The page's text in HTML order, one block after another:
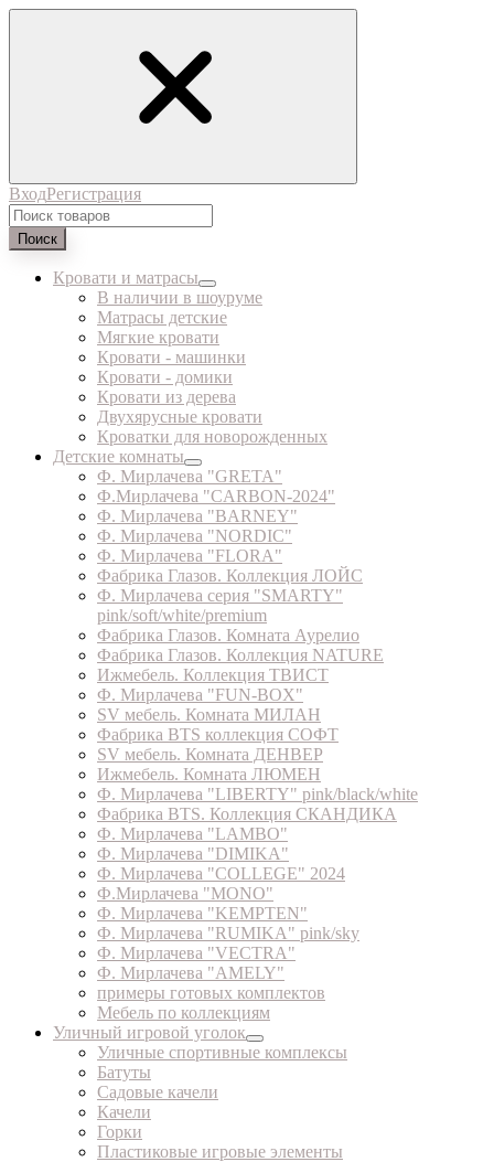
ВходРегистрация
Поиск
Кровати и матрасы
В наличии в шоуруме
Матрасы детские
Мягкие кровати
Кровати - машинки
Кровати - домики
Кровати из дерева
Двухярусные кровати
Кроватки для новорожденных
Детские комнаты
Ф. Мирлачева "GRETA"
Ф.Мирлачева "CARBON-2024"
Ф. Мирлачева "BARNEY"
Ф. Мирлачева "NORDIC"
Ф. Мирлачева "FLORA"
Фабрика Глазов. Коллекция ЛОЙС
Ф. Мирлачева серия "SMARTY"
pink/soft/white/premium
Фабрика Глазов. Комната Аурелио
Фабрика Глазов. Коллекция NATURE
Ижмебель. Коллекция ТВИСТ
Ф. Мирлачева "FUN-BOX"
SV мебель. Комната МИЛАН
Фабрика BTS коллекция СОФТ
SV мебель. Комната ДЕНВЕР
Ижмебель. Комната ЛЮМЕН
Ф. Мирлачева "LIBERTY" pink/black/white
Фабрика BTS. Коллекция СКАНДИКА
Ф. Мирлачева "LAMBO"
Ф. Мирлачева "DIMIKA"
Ф. Мирлачева "COLLEGE" 2024
Ф.Мирлачева "MONO"
Ф. Мирлачева "KEMPTEN"
Ф. Мирлачева "RUMIKA" pink/sky
Ф. Мирлачева "VECTRA"
Ф. Мирлачева "AMELY"
примеры готовых комплектов
Мебель по коллекциям
Уличный игровой уголок
Уличные спортивные комплексы
Батуты
Садовые качели
Качели
Горки
Пластиковые игровые элементы